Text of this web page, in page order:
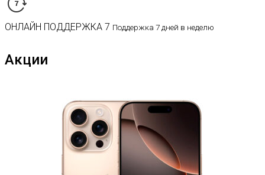
ОНЛАЙН ПОДДЕРЖКА 7 Поддержка 7 дней в неделю
Акции